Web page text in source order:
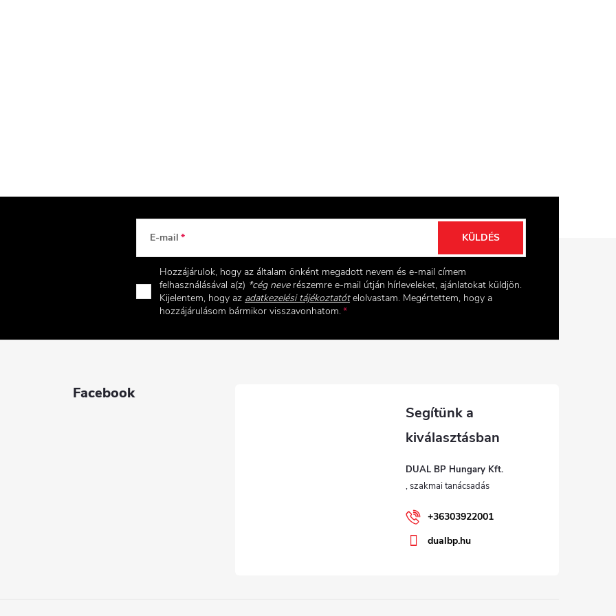
E-mail
Hozzájárulok, hogy az általam önként megadott nevem és e-mail címem
felhasználásával a(z) *cég neverészemre e-mail útján hírleveleket, ajánlatokat küldjön.
Kijelentem, hogy az adatkezelési tájékoztatót elolvastam. Megértettem, hogy a
hozzájárulásom bármikor visszavonhatom.
KÜLDÉS
Facebook
DUAL BP Hungary Kft.
+36303922001
dualbp.hu